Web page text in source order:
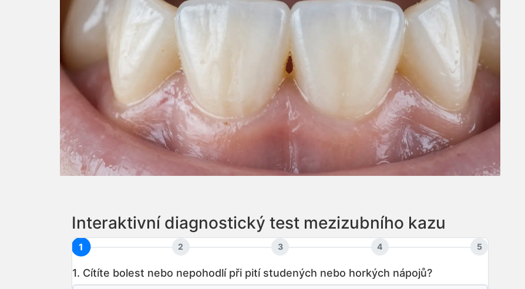
Interaktivní diagnostický test mezizubního kazu
1 2 3 4 5
1. Cítíte bolest nebo nepohodlí při pití studených nebo horkých nápojů?